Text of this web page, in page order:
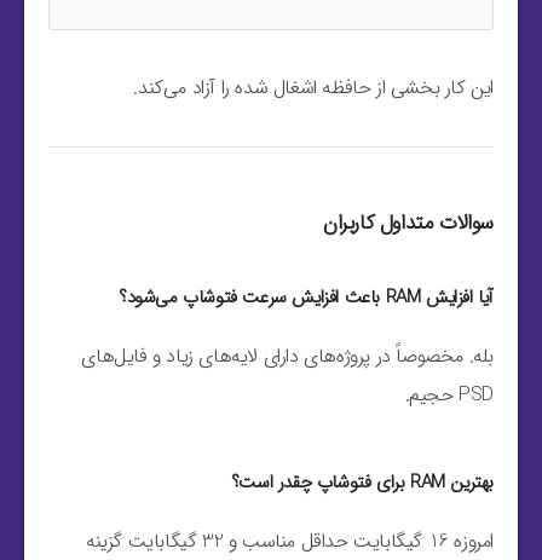
این کار بخشی از حافظه اشغال شده را آزاد می‌کند.
سوالات متداول کاربران
آیا افزایش RAM باعث افزایش سرعت فتوشاپ می‌شود؟
بله. مخصوصاً در پروژه‌های دارای لایه‌های زیاد و فایل‌های
PSD حجیم.
بهترین RAM برای فتوشاپ چقدر است؟
امروزه 16 گیگابایت حداقل مناسب و 32 گیگابایت گزینه